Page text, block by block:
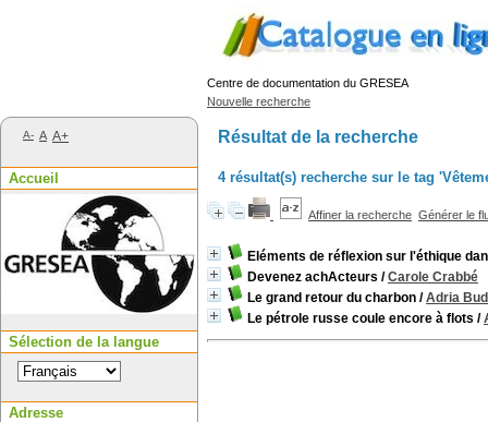
Centre de documentation du GRESEA
Nouvelle recherche
Résultat de la recherche
4 résultat(s) recherche sur le tag
Affiner la recherche Générer le
Eléments de réflexion sur l'éthique
Devenez achActeurs /Carole Crabbé
Le grand retour du charbon /Adria
Le pétrole russe coule encore à flots /
A- A A+
Accueil
Sélection de la langue
Adresse